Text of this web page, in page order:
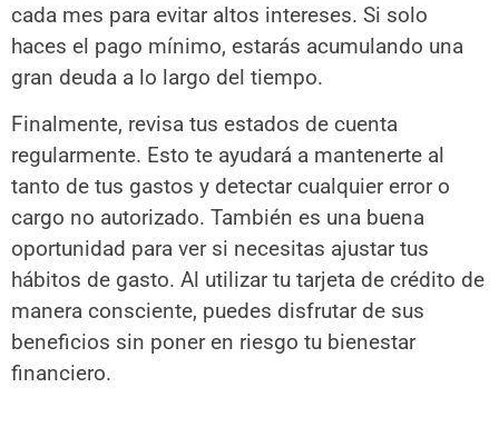
cada mes para evitar altos intereses. Si solo
haces el pago mínimo, estarás acumulando una
gran deuda a lo largo del tiempo.
Finalmente, revisa tus estados de cuenta
regularmente. Esto te ayudará a mantenerte al
tanto de tus gastos y detectar cualquier error o
cargo no autorizado. También es una buena
oportunidad para ver si necesitas ajustar tus
hábitos de gasto. Al utilizar tu tarjeta de crédito de
manera consciente, puedes disfrutar de sus
beneficios sin poner en riesgo tu bienestar
financiero.